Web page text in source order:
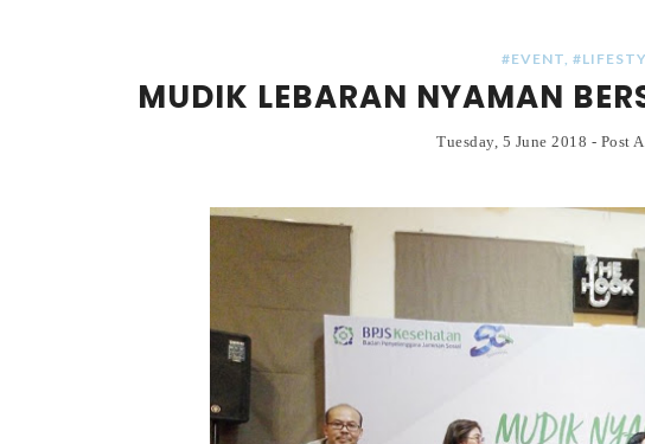
#EVENT,
MUDIK LEBARAN NYAMAN
Tuesday, 5 June 2018 - Post